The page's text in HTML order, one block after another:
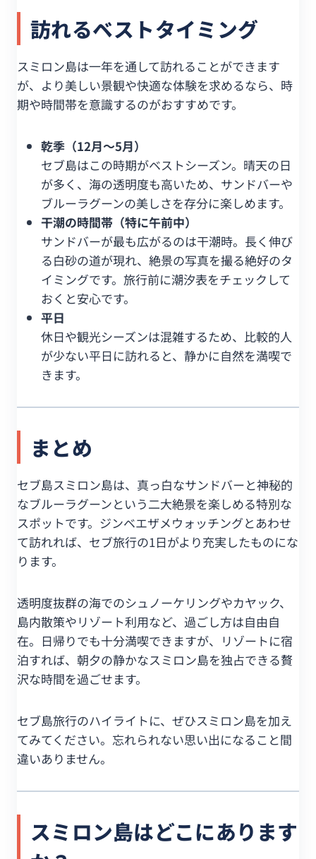
訪れるベストタイミング
スミロン島は一年を通して訪れることができます
が、より美しい景観や快適な体験を求めるなら、時
期や時間帯を意識するのがおすすめです。
乾季（12月〜5月）
セブ島はこの時期がベストシーズン。晴天の日
が多く、海の透明度も高いため、サンドバーや
ブルーラグーンの美しさを存分に楽しめます。
干潮の時間帯（特に午前中）
サンドバーが最も広がるのは干潮時。長く伸び
る白砂の道が現れ、絶景の写真を撮る絶好のタ
イミングです。旅行前に潮汐表をチェックして
おくと安心です。
平日
休日や観光シーズンは混雑するため、比較的人
が少ない平日に訪れると、静かに自然を満喫で
きます。
まとめ
セブ島スミロン島は、真っ白なサンドバーと神秘的
なブルーラグーンという二大絶景を楽しめる特別な
スポットです。ジンベエザメウォッチングとあわせ
て訪れれば、セブ旅行の1日がより充実したものにな
ります。
透明度抜群の海でのシュノーケリングやカヤック、
島内散策やリゾート利用など、過ごし方は自由自
在。日帰りでも十分満喫できますが、リゾートに宿
泊すれば、朝夕の静かなスミロン島を独占できる贅
沢な時間を過ごせます。
セブ島旅行のハイライトに、ぜひスミロン島を加え
てみてください。忘れられない思い出になること間
違いありません。
スミロン島はどこにあります